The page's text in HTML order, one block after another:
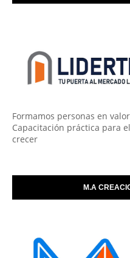
Formamos personas en
Capacitación práctica para
crecer
M.A